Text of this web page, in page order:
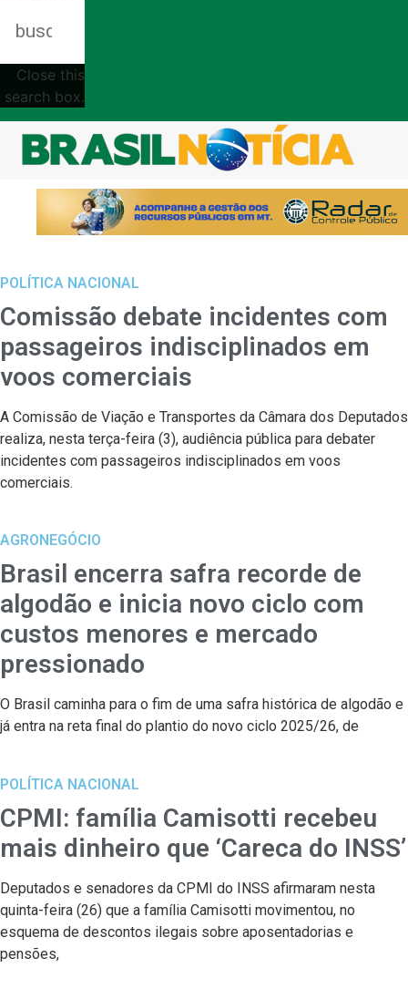
Close this
search box.
POLÍTICA NACIONAL
Comissão debate incidentes com
passageiros indisciplinados em
voos comerciais
A Comissão de Viação e Transportes da Câmara dos Deputados
realiza, nesta terça-feira (3), audiência pública para debater
incidentes com passageiros indisciplinados em voos
comerciais.
AGRONEGÓCIO
Brasil encerra safra recorde de
algodão e inicia novo ciclo com
custos menores e mercado
pressionado
O Brasil caminha para o fim de uma safra histórica de algodão e
já entra na reta final do plantio do novo ciclo 2025/26, de
POLÍTICA NACIONAL
CPMI: família Camisotti recebeu
mais dinheiro que ‘Careca do INSS’
Deputados e senadores da CPMI do INSS afirmaram nesta
quinta-feira (26) que a família Camisotti movimentou, no
esquema de descontos ilegais sobre aposentadorias e
pensões,